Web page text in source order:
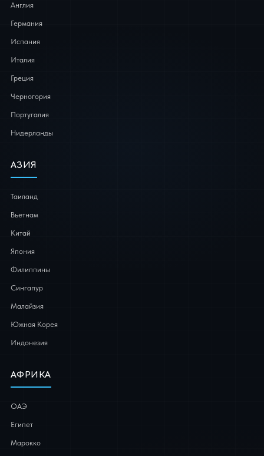
Англия
Германия
Испания
Италия
Греция
Черногория
Португалия
Нидерланды
АЗИЯ
Таиланд
Вьетнам
Китай
Япония
Филиппины
Сингапур
Малайзия
Южная Корея
Индонезия
АФРИКА
ОАЭ
Египет
Марокко